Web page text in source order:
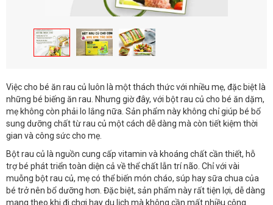
Việc cho bé ăn rau củ luôn là một thách thức với nhiều mẹ, đặc biệt là
những bé biếng ăn rau. Nhưng giờ đây, với bột rau củ cho bé ăn dặm,
mẹ không còn phải lo lắng nữa. Sản phẩm này không chỉ giúp bé bổ
sung dưỡng chất từ rau củ một cách dễ dàng mà còn tiết kiệm thời
gian và công sức cho mẹ.
Bột rau củ là nguồn cung cấp vitamin và khoáng chất cần thiết, hỗ
trợ bé phát triển toàn diện cả về thể chất lẫn trí não. Chỉ với vài
muỗng bột rau củ, mẹ có thể biến món cháo, súp hay sữa chua của
bé trở nên bổ dưỡng hơn. Đặc biệt, sản phẩm này rất tiện lợi, dễ dàng
mang theo khi đi chơi hay du lịch mà không cần mất nhiều công